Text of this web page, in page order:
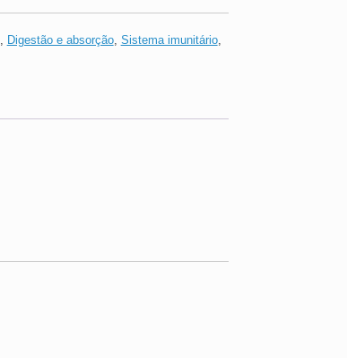
Digestão e absorção, Sistema imunitário,